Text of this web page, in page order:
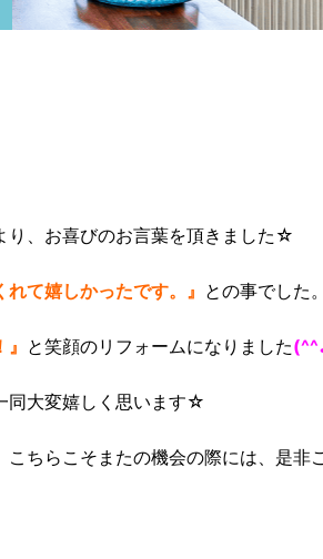
り、お喜びのお言葉を頂きました☆
て嬉しかったです。』 との事でした。
と笑顔のリフォームになりました
同大変嬉しく思います☆
ちらこそまたの機会の際には、是非